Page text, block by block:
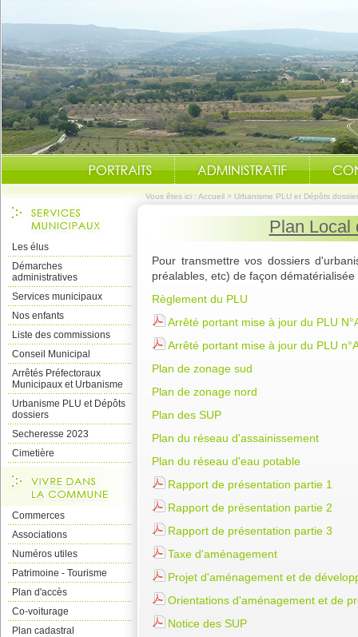
Vous êtes ici : Accueil > Urbanisme PLU et Dépôts
Les élus
Démarches
administratives
Services municipaux
Nos enfants
Liste des commissions
Conseil Municipal
Arrêtés Préfectoraux
Municipaux et Urbanisme
Urbanisme PLU et Dépôts
dossiers
Secheresse 2023
Cimetière
Commerces
Associations
Numéros utiles
Patrimoine - Tourisme
Plan d'accès
Co-voiturage
Plan cadastral
Plan Local
Pour transmettre vos dossiers
préalables, etc) de façon
Règlement du PLU
Arrêté portant mise à jour du PLU
Arrêté portant mise à jour du PLU
Plan de zonage sud
Plan de zonage nord
Plan des SUP
Plan du réseau d'assainissement
Plan du réseau d'eau potable
Rapport de présentation partie 1
Rapport de présentation partie 2
Rapport de présentation partie 3
Taxe d'aménagement
Projet d'aménagement et de
Orientations d'aménagement et de
Notice des SUP